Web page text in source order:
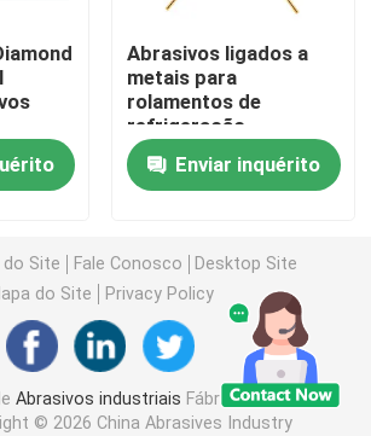
de carboneto
de resina
a metais
medição de rolamentos
ligados
Abrasivos ligados a
metais para
rolamentos de
refrigeração
Enviar inquérito
do Site Fale Conosco
Desktop Site
do Site
Privacy Policy
Abrasivos industriais Fábrica da
© 2026 China Abrasives Industry